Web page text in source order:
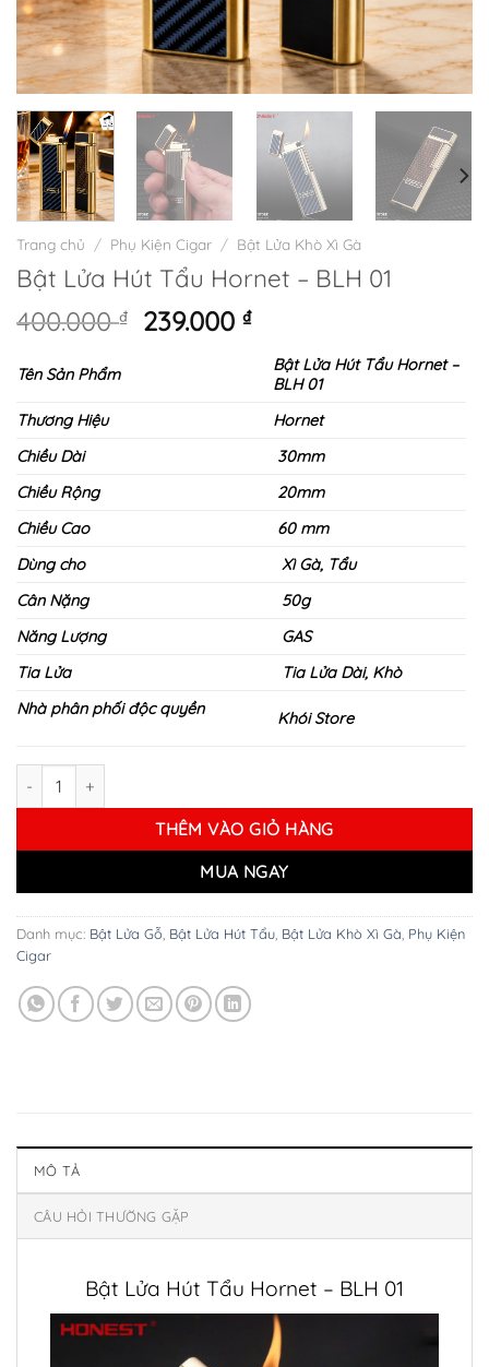
Trang chủ / Phụ Kiện Cigar / Bật Lửa Khò Xì Gà
Bật Lửa Hút Tẩu Hornet – BLH 01
400.000₫
Giá
239.000₫Giá
tại
là:
239.000 ₫.
Tên Sản Phẩm
Bật Lửa Hút Tẩu Hornet –
BLH 01
Thương Hiệu
Hornet
Chiều Dài
30mm
Chiều Rộng
20mm
Chiều Cao
60 mm
Dùng cho
Xì Gà, Tẩu
Cân Nặng
50g
Năng Lượng
GAS
Tia Lửa
Tia Lửa Dài, Khò
Nhà phân phối độc quyền
Khói Store
Bật Lửa Hút Tẩu Hornet - BLH 01 số lượng
THÊM VÀO GIỎ HÀNG
MUA NGAY
Danh mục: Bật Lửa Gỗ Bật Lửa Hút Tẩu Bật Lửa Khò Xì Gà Phụ Kiện
Cigar
MÔ TẢ
CÂU HỎI THƯỜNG GẶP
Bật Lửa Hút Tẩu Hornet – BLH 01